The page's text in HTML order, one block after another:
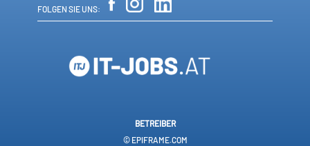
FOLGEN SIE UNS:
BETREIBER
© EPIFRAME.COM